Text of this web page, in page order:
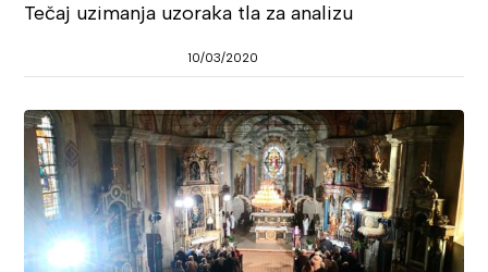
Tečaj uzimanja uzoraka tla za analizu
10/03/2020